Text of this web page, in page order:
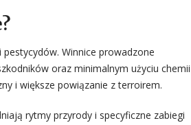
Winnice prowadzone
oraz minimalnym użyciu chemii
i większe powiązanie z terroirem.
rytmy przyrody i specyficzne zabiegi